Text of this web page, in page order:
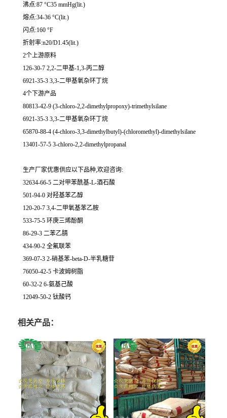
沸点:87 °C35 mmHg(lit.)
熔点:34-36 °C(lit.)
闪点:160 °F
折射率:n20/D1.45(lit.)
2个上游原料
126-30-7 2,2-二甲基-1,3-丙二醇
6921-35-3 3,3-二甲基氧杂环丁烷
4个下游产品
80813-42-9 (3-chloro-2,2-dimethylpropoxy)-trimethylsilane
6921-35-3 3,3-二甲基氧杂环丁烷
65870-88-4 (4-chloro-3,3-dimethylbutyl)-(chloromethyl)-dimethylsilane
13401-57-5 3-chloro-2,2-dimethylpropanal
生产厂家优惠供应以下品种,欢迎咨询:
32634-66-5 二对甲苯酰基-L-酒石酸
501-94-0 对羟基苯乙醇
120-20-7 3,4-二甲氧基苯乙胺
533-75-5 环庚三烯酚酮
86-29-3 二苯乙腈
434-90-2 全氟联苯
369-07-3 2-硝基苯-beta-D-半乳糖苷
76050-42-5 卡波姆树脂
60-32-2 6-氨基己酸
12049-50-2 钛酸钙
相关产品：